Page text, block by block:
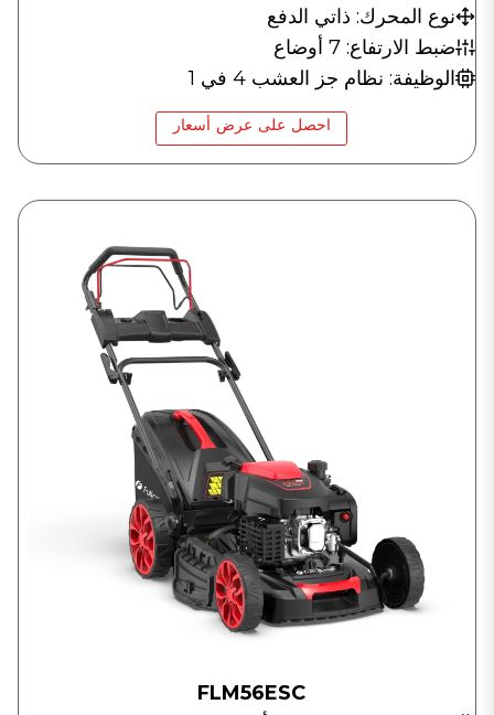
نوع المحرك: ذاتي الدفع
ضبط الارتفاع: 7 أوضاع
الوظيفة: نظام جز العشب 4 في 1
احصل على عرض أسعار
FLM56ESC